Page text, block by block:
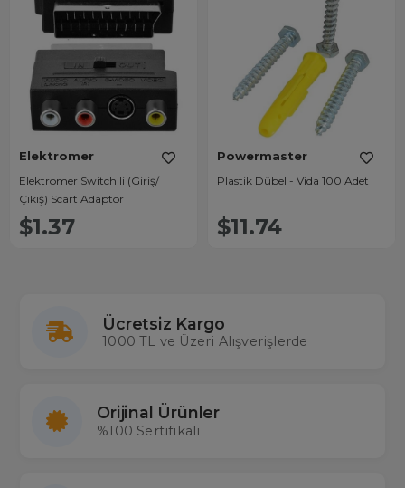
Elektromer
Elektromer Switch'li (Giriş/
Çıkış) Scart Adaptör
$1.37
Powermaster
Plastik Dübel - Vida 100 Adet
$11.74
Ücretsiz Kargo
1000 TL ve Üzeri Alışverişlerde
Orijinal Ürünler
%100 Sertifikalı